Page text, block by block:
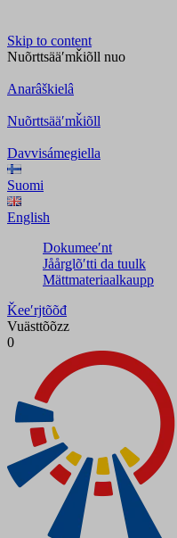
Skip to content
Nuõrttsääʹmǩiõll nuo
Anarâškielâ
Nuõrttsääʹmǩiõll
Davvisámegiella
Suomi
English
Dokumeeʹnt
Jåårǥlõʹtti da tuulk
Mättmateriaalkaupp
Ǩeeʹrjtõõđ
Vuästtõõzz
0